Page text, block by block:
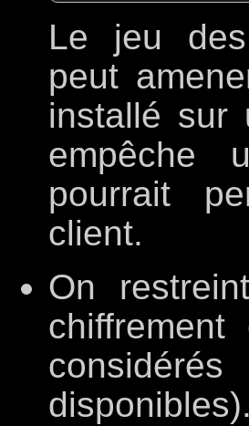
Le jeu
peut
installé sur
empêche
pourrait
client.
On